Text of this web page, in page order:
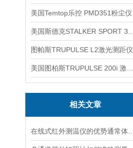
图帕斯TRUPULSE L2激光测距仪
相关文章